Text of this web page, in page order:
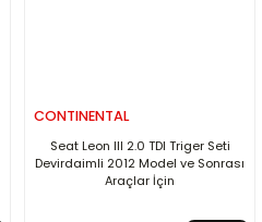
CONTINENTAL
Seat Leon III 2.0 TDI Triger Seti
Devirdaimli 2012 Model ve Sonrası
Araçlar İçin